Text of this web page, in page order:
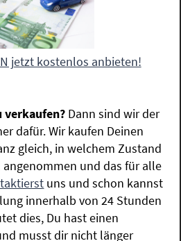
jetzt kostenlos anbieten!
verkaufen? Dann sind wir der
dafür. Wir kaufen Deinen
gleich, in welchem Zustand
und das für alle
uns und schon kannst
innerhalb von 24 Stunden
dies, Du hast einen
musst dir nicht länger